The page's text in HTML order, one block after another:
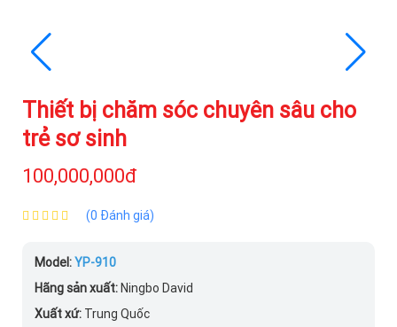
Thiết bị chăm sóc chuyên sâu cho
trẻ sơ sinh
100,000,000đ
(0 Đánh giá)
Model:YP-910
Hãng sản xuất: Ningbo David
Xuất xứ: Trung Quốc